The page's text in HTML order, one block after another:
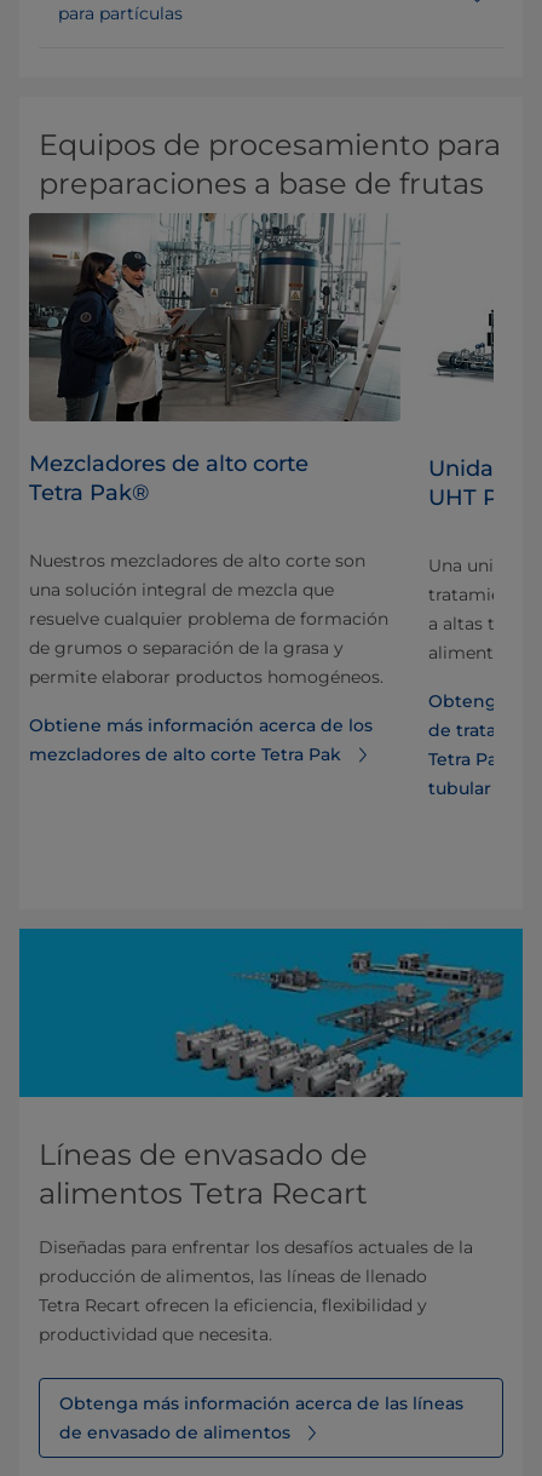
para partículas
Equipos de procesamiento para
preparaciones a base de frutas
Mezcladores de alto corte
Tetra Pak®
Nuestros mezcladores de alto corte son
una solución integral de mezcla que
resuelve cualquier problema de formación
de grumos o separación de la grasa y
permite elaborar productos homogéneos.
Obtiene más información acerca de los
mezcladores de alto corte Tetra Pak
Unidad
UHT PFF
Una unidad
tratamiento
a altas
alimenticios
Obtenga
de
Tetra Pak
tubular
Líneas de envasado de
alimentos Tetra Recart
Diseñadas para enfrentar los desafíos actuales de la
producción de alimentos, las líneas de llenado
Tetra Recart ofrecen la eficiencia, flexibilidad y
productividad que necesita.
Obtenga más información acerca de las líneas
de envasado de alimentos